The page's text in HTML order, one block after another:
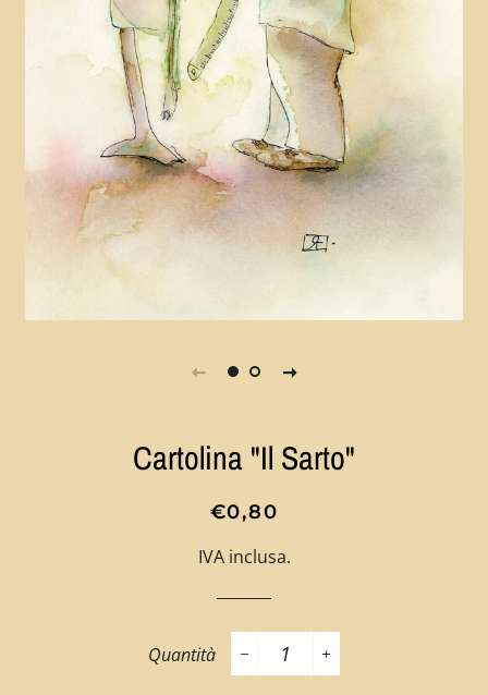
Cartolina "Il Sarto"
Prezzo
listino
Prezzo
€0,80
IVA inclusa.
Quantità
−
+